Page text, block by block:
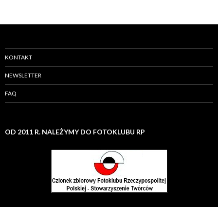
KONTAKT
NEWSLETTER
FAQ
OD 2011 R. NALEŻYMY DO FOTOKLUBU RP